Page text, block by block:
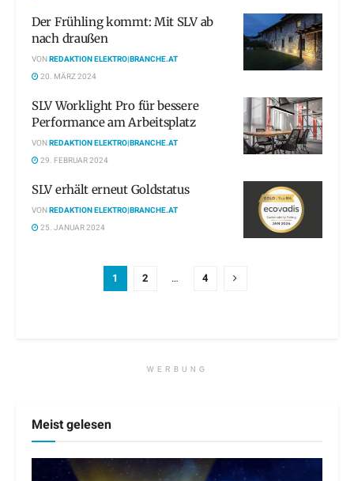
Der Frühling kommt: Mit SLV ab
nach draußen
VONREDAKTION ELEKTRO|BRANCHE.AT
20. MÄRZ 2024
SLV Worklight Pro für bessere
Performance am Arbeitsplatz
VONREDAKTION ELEKTRO|BRANCHE.AT
29. FEBRUAR 2024
SLV erhält erneut Goldstatus
VONREDAKTION ELEKTRO|BRANCHE.AT
25. JANUAR 2024
1 2 … 4
WERBUNG
Meist gelesen